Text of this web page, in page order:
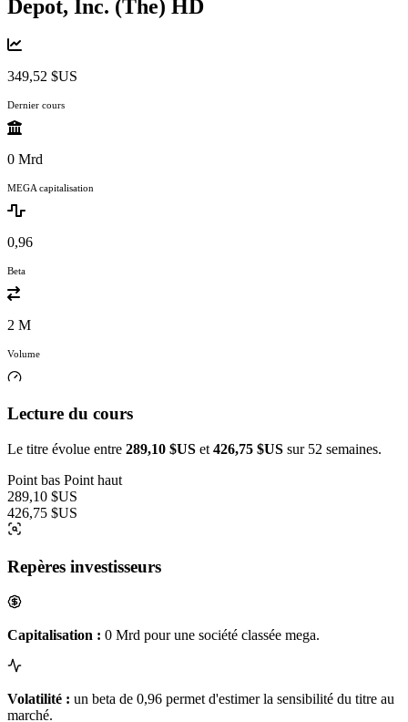
Depot, Inc. (The) HD
349,52 $US
Dernier cours
0 Mrd
MEGA capitalisation
0,96
Beta
2 M
Volume
Lecture du cours
Le titre évolue entre 289,10 $US et 426,75 $US sur 52 semaines.
Point bas Point haut
289,10 $US
426,75 $US
Repères investisseurs
Capitalisation : 0 Mrd pour une société classée mega.
Volatilité : un beta de 0,96 permet d'estimer la sensibilité du titre au
marché.